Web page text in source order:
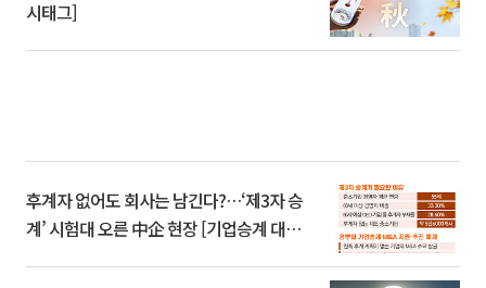
시태그]
후계자 없어도 회사는 남긴다?…‘제3자 승
계’ 시험대 오른 中企 현장 [기업승계 대전